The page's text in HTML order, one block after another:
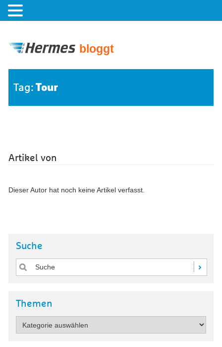
bloggt
Tag: Tour
Artikel von
Dieser Autor hat noch keine Artikel verfasst.
Suche
Themen